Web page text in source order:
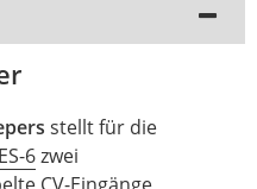
stellt für die
ES-6zwei